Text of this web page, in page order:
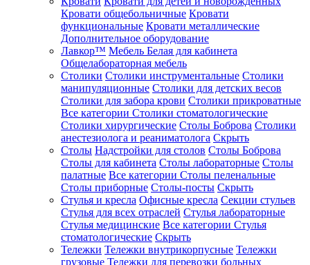
Кровати общебольничные Кровати
функциональные Кровати металлические
Дополнительное оборудование
Лавкор™ Мебель Белая для кабинета
Общелабораторная мебель
Столики Столики инструментальные Столики
манипуляционные Столики для детских весов
Столики для забора крови Столики прикроватные
Все категории Столики стоматологические
Столики хирургические Столы Боброва Столики
анестезиолога и реаниматолога Скрыть
Столы Надстройки для столов Столы Боброва
Столы для кабинета Столы лабораторные Столы
палатные Все категории Столы пеленальные
Столы приборные Столы-посты Скрыть
Стулья и кресла Офисные кресла Секции стульев
Стулья для всех отраслей Стулья лабораторные
Стулья медицинские Все категории Стулья
стоматологические Скрыть
Тележки Тележки внутрикорпусные Тележки
грузовые Тележки для перевозки больных